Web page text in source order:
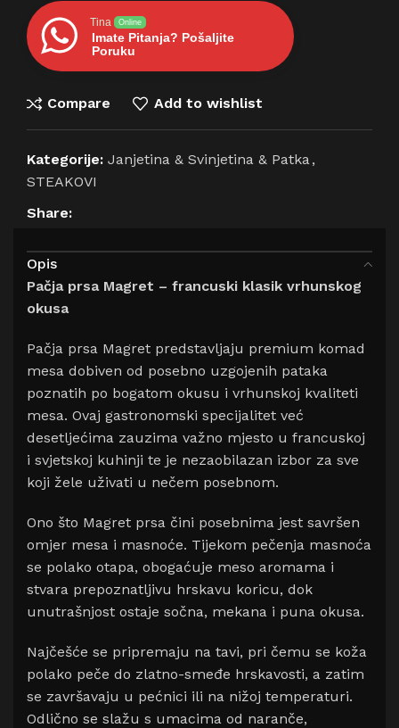
Tina Online
Imate Pitanja? Pošaljite
Poruku
Compare Add to wishlist
Kategorije: Janjetina & Svinjetina & Patka ,
STEAKOVI
Share:
Opis
Pačja prsa Magret – francuski klasik vrhunskog
okusa
Pačja prsa Magret predstavljaju premium komad
mesa dobiven od posebno uzgojenih pataka
poznatih po bogatom okusu i vrhunskoj kvaliteti
mesa. Ovaj gastronomski specijalitet već
desetljećima zauzima važno mjesto u francuskoj
i svjetskoj kuhinji te je nezaobilazan izbor za sve
koji žele uživati u nečem posebnom.
Ono što Magret prsa čini posebnima jest savršen
omjer mesa i masnoće. Tijekom pečenja masnoća
se polako otapa, obogaćuje meso aromama i
stvara prepoznatljivu hrskavu koricu, dok
unutrašnjost ostaje sočna, mekana i puna okusa.
Najčešće se pripremaju na tavi, pri čemu se koža
polako peče do zlatno-smeđe hrskavosti, a zatim
se završavaju u pećnici ili na nižoj temperaturi.
Odlično se slažu s umacima od naranče,